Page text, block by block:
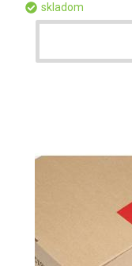
skladom